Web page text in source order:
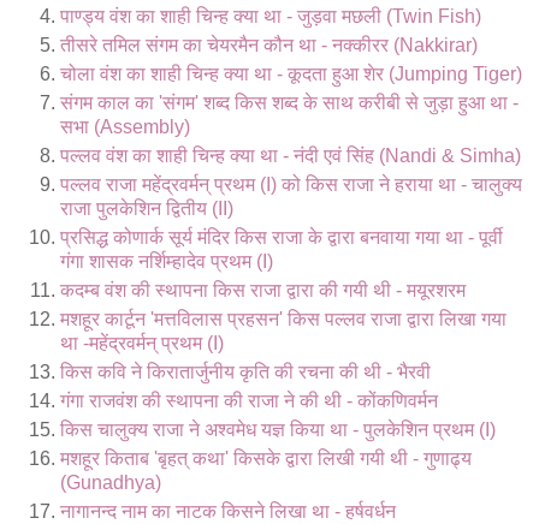
पाण्ड्य वंश का शाही चिन्ह क्या था - जुड़वा मछली (Twin Fish)
तीसरे तमिल संगम का चेयरमैन कौन था - नक्कीरर (Nakkirar)
चोला वंश का शाही चिन्ह क्या था - कूदता हुआ शेर (Jumping Tiger)
संगम काल का 'संगम' शब्द किस शब्द के साथ करीबी से जुड़ा हुआ था -
सभा (Assembly)
पल्लव वंश का शाही चिन्ह क्या था - नंदी एवं सिंह (Nandi & Simha)
पल्लव राजा महेंद्रवर्मन् प्रथम (I) को किस राजा ने हराया था - चालुक्य
राजा पुलकेशिन द्वितीय (II)
प्रसिद्ध कोणार्क सूर्य मंदिर किस राजा के द्वारा बनवाया गया था - पूर्वी
गंगा शासक नर्शिम्हादेव प्रथम (I)
कदम्ब वंश की स्थापना किस राजा द्वारा की गयी थी - मयूरशरम
मशहूर कार्टून 'मत्तविलास प्रहसन' किस पल्लव राजा द्वारा लिखा गया
था -महेंद्रवर्मन् प्रथम (I)
किस कवि ने किरातार्जुनीय कृति की रचना की थी - भैरवी
गंगा राजवंश की स्थापना की राजा ने की थी - कोंकणिवर्मन
किस चालुक्य राजा ने अश्वमेध यज्ञ किया था - पुलकेशिन प्रथम (I)
मशहूर किताब 'बृहत् कथा' किसके द्वारा लिखी गयी थी - गुणाढ्य
(Gunadhya)
नागानन्द नाम का नाटक किसने लिखा था - हर्षवर्धन